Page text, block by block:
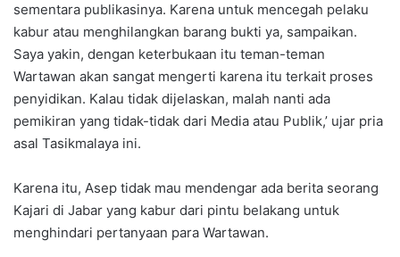
sementara publikasinya. Karena untuk mencegah pelaku
kabur atau menghilangkan barang bukti ya, sampaikan.
Saya yakin, dengan keterbukaan itu teman-teman
Wartawan akan sangat mengerti karena itu terkait proses
penyidikan. Kalau tidak dijelaskan, malah nanti ada
pemikiran yang tidak-tidak dari Media atau Publik,’ ujar pria
asal Tasikmalaya ini.
Karena itu, Asep tidak mau mendengar ada berita seorang
Kajari di Jabar yang kabur dari pintu belakang untuk
menghindari pertanyaan para Wartawan.